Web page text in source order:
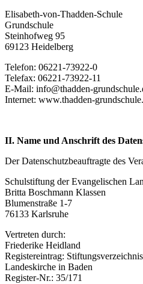
Elisabeth-von-Thadden-Schule
Grundschule
Steinhofweg 95
69123 Heidelberg
Telefon: 06221-73922-0
Telefax: 06221-73922-11
E-Mail: info@thadden-
Internet: www.thadden-
II. Name und Anschrift des
Der Datenschutzbeauftragte des
Schulstiftung der Evangelischen
Britta Boschmann Klassen
Blumenstraße 1-7
76133 Karlsruhe
Vertreten durch:
Friederike Heidland
Registereintrag:
Landeskirche in Baden
Register-Nr.: 35/171